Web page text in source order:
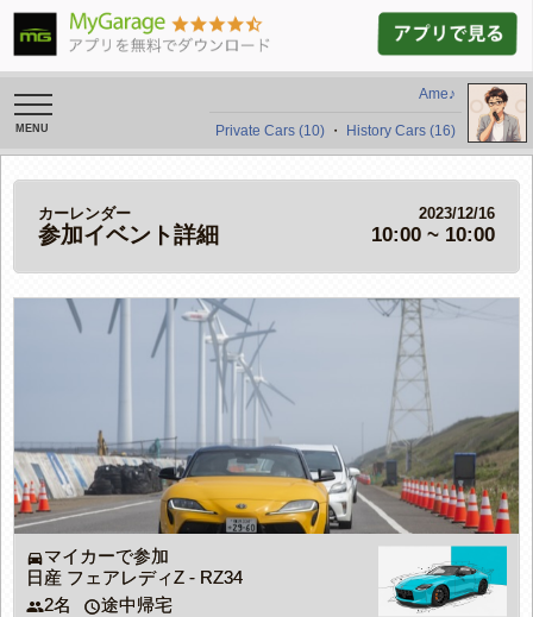
toggle
navigation
Ame♪
Private Cars (10) ・ History Cars (16)
カーレンダー 2023/12/16
参加イベント詳細 10:00 ~ 10:00
directions_carマイカーで参加
日産 フェアレディZ - RZ34
people2名 access_time途中帰宅